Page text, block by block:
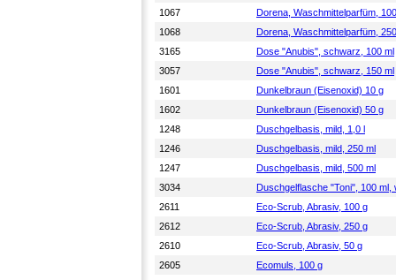
1067
Dorena, Waschmittelparfüm,
1068
Dorena, Waschmittelparfüm,
3165
Dose "Anubis", schwarz, 100 ml
3057
Dose "Anubis", schwarz, 150 ml
1601
Dunkelbraun (Eisenoxid) 10 g
1602
Dunkelbraun (Eisenoxid) 50 g
1248
Duschgelbasis, mild, 1,0 l
1246
Duschgelbasis, mild, 250 ml
1247
Duschgelbasis, mild, 500 ml
3034
Duschgelflasche "Toni", 100 ml,
2611
Eco-Scrub, Abrasiv, 100 g
2612
Eco-Scrub, Abrasiv, 250 g
2610
Eco-Scrub, Abrasiv, 50 g
2605
Ecomuls, 100 g